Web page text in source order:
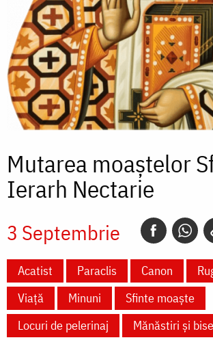
Mutarea moaștelor
Ierarh Nectarie
3 Septembrie
Acatist Paraclis Canon
Viață
Minuni
Sfinte moaște
Locuri de pelerinaj
Mănăstiri și